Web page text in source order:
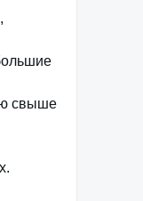
свыше